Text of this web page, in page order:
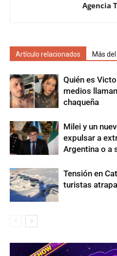
Agencia
Artículo relacionados Más
Quién es
medios
chaqueña
Milei y un
expulsar a
Argentina o a
Tensión en
turistas